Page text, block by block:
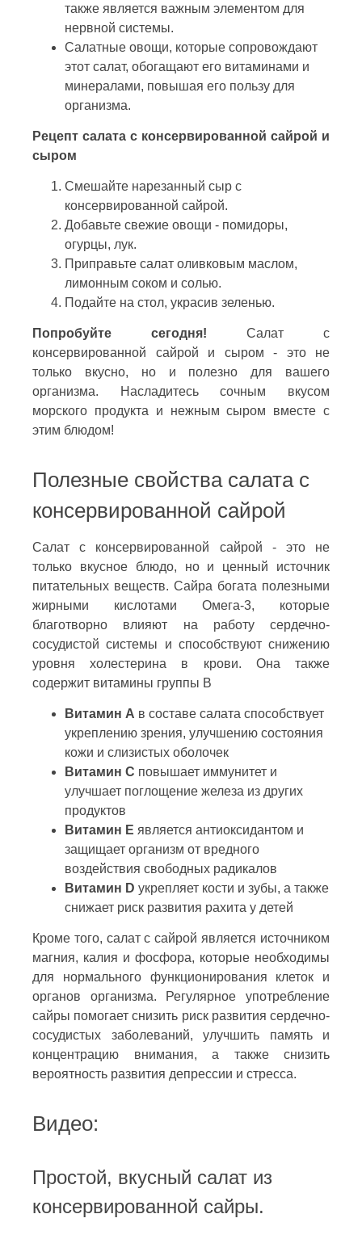
также является важным элементом для
нервной системы.
Салатные овощи, которые сопровождают
этот салат, обогащают его витаминами и
минералами, повышая его пользу для
организма.
Рецепт салата с консервированной сайрой и
сыром
Смешайте нарезанный сыр с
консервированной сайрой.
Добавьте свежие овощи - помидоры,
огурцы, лук.
Приправьте салат оливковым маслом,
лимонным соком и солью.
Подайте на стол, украсив зеленью.
Попробуйте сегодня! Салат с
консервированной сайрой и сыром - это не
только вкусно, но и полезно для вашего
организма. Насладитесь сочным вкусом
морского продукта и нежным сыром вместе с
этим блюдом!
Полезные свойства салата с
консервированной сайрой
Салат с консервированной сайрой - это не
только вкусное блюдо, но и ценный источник
питательных веществ. Сайра богата полезными
жирными кислотами Омега-3, которые
благотворно влияют на работу сердечно-
сосудистой системы и способствуют снижению
уровня холестерина в крови. Она также
содержит витамины группы В
Витамин А в составе салата способствует
укреплению зрения, улучшению состояния
кожи и слизистых оболочек
Витамин С повышает иммунитет и
улучшает поглощение железа из других
продуктов
Витамин Е является антиоксидантом и
защищает организм от вредного
воздействия свободных радикалов
Витамин D укрепляет кости и зубы, а также
снижает риск развития рахита у детей
Кроме того, салат с сайрой является источником
магния, калия и фосфора, которые необходимы
для нормального функционирования клеток и
органов организма. Регулярное употребление
сайры помогает снизить риск развития сердечно-
сосудистых заболеваний, улучшить память и
концентрацию внимания, а также снизить
вероятность развития депрессии и стресса.
Видео:
Простой, вкусный салат из
консервированной сайры.